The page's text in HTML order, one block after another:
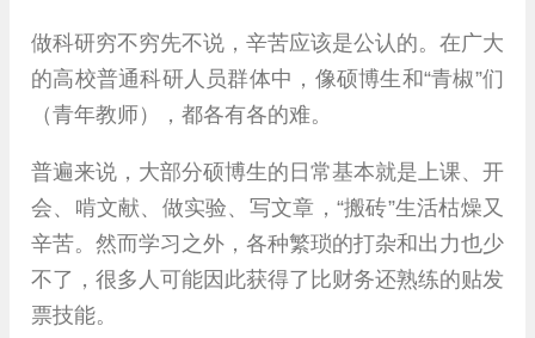
做科研穷不穷先不说，辛苦应该是公认的。在广大
的高校普通科研人员群体中，像硕博生和“青椒”们
（青年教师），都各有各的难。
普遍来说，大部分硕博生的日常基本就是上课、开
会、啃文献、做实验、写文章，“搬砖”生活枯燥又
辛苦。然而学习之外，各种繁琐的打杂和出力也少
不了，很多人可能因此获得了比财务还熟练的贴发
票技能。